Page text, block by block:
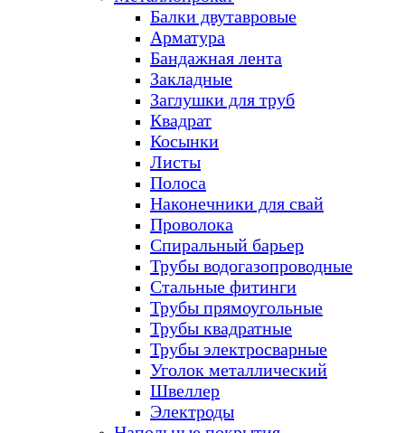
Балки двутавровые
Арматура
Бандажная лента
Закладные
Заглушки для труб
Квадрат
Косынки
Листы
Полоса
Наконечники для свай
Проволока
Спиральный барьер
Трубы водогазопроводные
Стальные фитинги
Трубы прямоугольные
Трубы квадратные
Трубы электросварные
Уголок металлический
Швеллер
Электроды